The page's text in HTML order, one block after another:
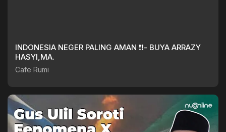
INDONESIA NEGER PALING AMAN ❗❗- BUYA ARRAZY
HASYI,MA.
Cafe Rumi